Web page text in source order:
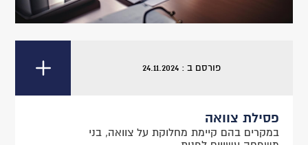
פורסם ב : 24.11.2024
פסילת צוואה
במקרים בהם קיימת מחלוקת על צוואה, בני